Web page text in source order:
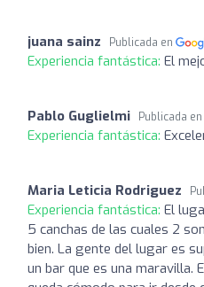
juana sainz Publicada en
Experiencia fantástica: El
Pablo Guglielmi Publicada en
Experiencia fantástica:
Maria Leticia Rodriguez
Experiencia fantástica: El
5 canchas de las cuales 2
bien. La gente del lugar es
un bar que es una maravilla.